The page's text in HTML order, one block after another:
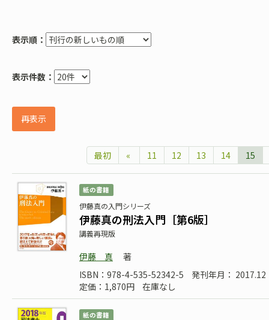
表示順：
表示件数：
再表示
最初 « 11 12 13 14 15
紙の書籍
伊藤真の入門シリーズ
伊藤真の刑法入門［第6版］
講義再現版
伊藤 真
著
ISBN：978-4-535-52342-5
発刊年月： 2017.12
定価：1,870円
在庫なし
紙の書籍